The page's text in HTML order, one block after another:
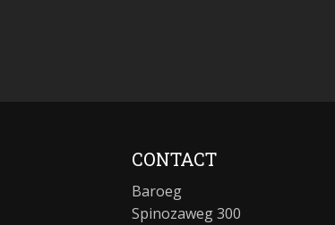
CONTACT
Baroeg
Spinozaweg 300